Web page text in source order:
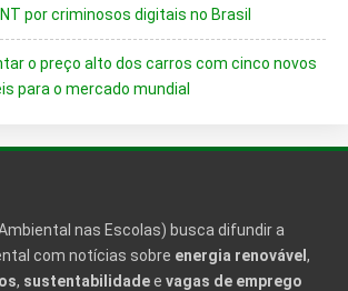
por criminosos digitais no Brasil
o preço alto dos carros com cinco novos
para o mercado mundial
nas Escolas) busca difundir a
com notícias sobre energia renovável ,
, sustentabilidadee vagas de emprego